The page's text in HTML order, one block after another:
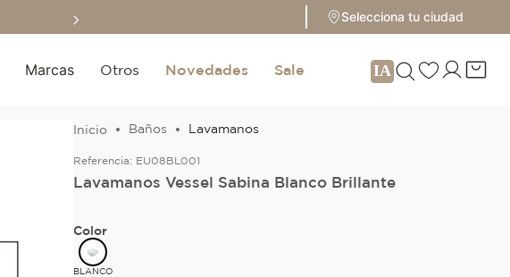
Selecciona tu ciudad
Marcas Otros Novedades Sale
Baños Lavamanos
Referencia: EU08BL001
Lavamanos Vessel Sabina Blanco Brillante
Color
BLANCO